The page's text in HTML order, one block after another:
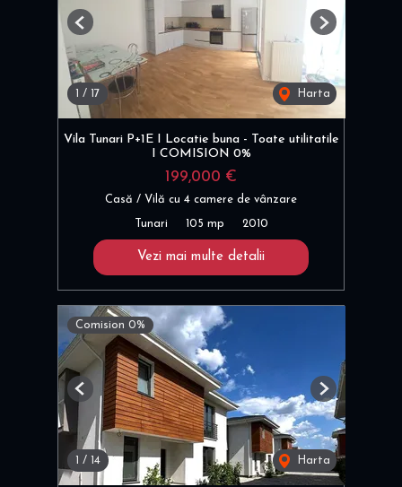
/ 17 Harta
Previous Next
Vila Tunari P+1E I Locatie buna - Toate utilitatile
I COMISION 0%
199,000 €
Casă / Vilă cu 4 camere de vânzare
Tunari 105 mp 2010
Vezi mai multe detalii
Comision 0%
1 / 14 Harta
Previous Next